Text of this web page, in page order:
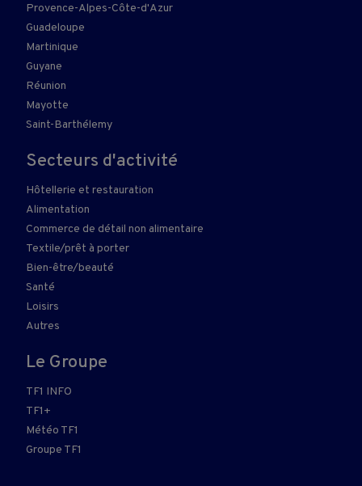
Provence-Alpes-Côte-d'Azur
Guadeloupe
Martinique
Guyane
Réunion
Mayotte
Saint-Barthélemy
Secteurs d'activité
Hôtellerie et restauration
Alimentation
Commerce de détail non alimentaire
Textile/prêt à porter
Bien-être/beauté
Santé
Loisirs
Autres
Le Groupe
TF1 INFO
TF1+
Météo TF1
Groupe TF1